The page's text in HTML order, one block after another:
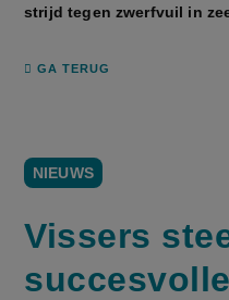
strijd tegen zwerfvuil in
GA TERUG
NIEUWS
Vissers